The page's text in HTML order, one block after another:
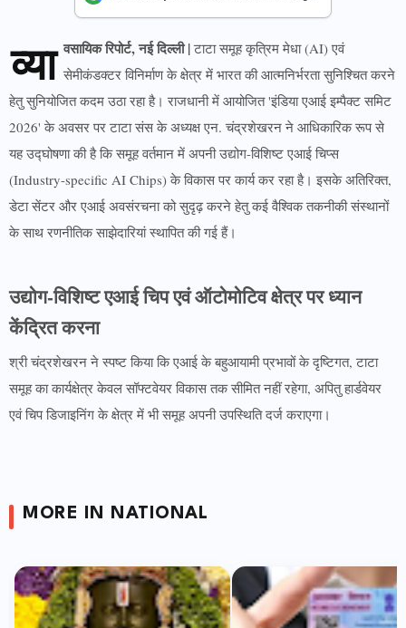
व्या वसायिक रिपोर्ट, नई दिल्ली |टाटा समूह कृत्रिम मेधा (AI) एवं
सेमीकंडक्टर विनिर्माण के क्षेत्र में भारत की आत्मनिर्भरता सुनिश्चित करने
हेतु सुनियोजित कदम उठा रहा है। राजधानी में आयोजित 'इंडिया एआई इम्पैक्ट समिट
2026' के अवसर पर टाटा संस के अध्यक्ष एन. चंद्रशेखरन ने आधिकारिक रूप से
यह उद्घोषणा की है कि समूह वर्तमान में अपनी उद्योग-विशिष्ट एआई चिप्स
(Industry-specific AI Chips) के विकास पर कार्य कर रहा है। इसके अतिरिक्त,
डेटा सेंटर और एआई अवसंरचना को सुदृढ़ करने हेतु कई वैश्विक तकनीकी संस्थानों
के साथ रणनीतिक साझेदारियां स्थापित की गई हैं।
उद्योग-विशिष्ट एआई चिप एवं ऑटोमोटिव क्षेत्र पर ध्यान
केंद्रित करना
श्री चंद्रशेखरन ने स्पष्ट किया कि एआई के बहुआयामी प्रभावों के दृष्टिगत, टाटा
समूह का कार्यक्षेत्र केवल सॉफ्टवेयर विकास तक सीमित नहीं रहेगा, अपितु हार्डवेयर
एवं चिप डिजाइनिंग के क्षेत्र में भी समूह अपनी उपस्थिति दर्ज कराएगा।
MORE IN NATIONAL